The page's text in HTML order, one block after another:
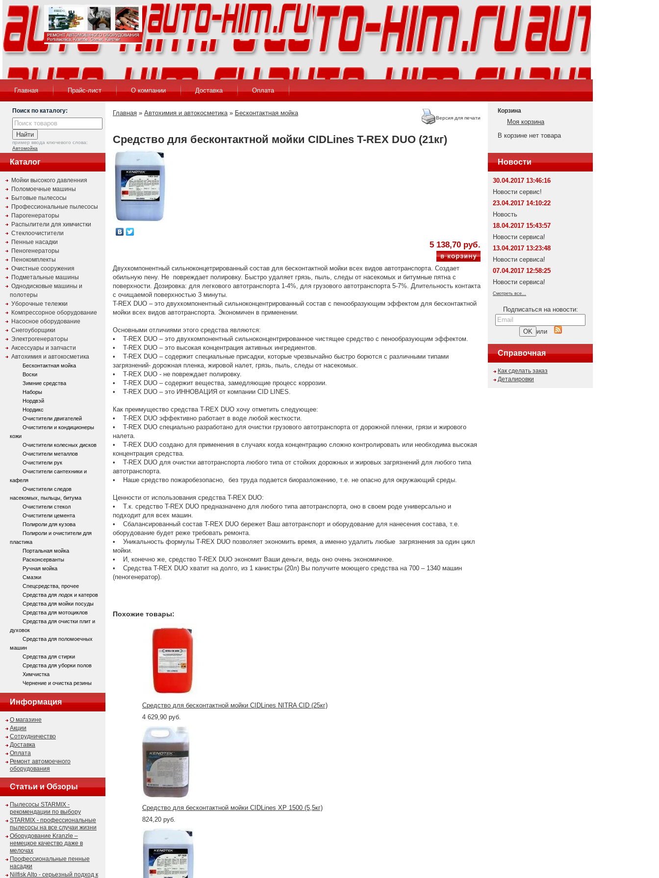
Главная Прайс-лист О компании Доставка Оплата
Поиск по каталогу:
пример ввода ключевого слова:
Автомойка
Каталог
Мойки высокого давленния
Поломоечные машины
Бытовые пылесосы
Профессиональные пылесосы
Парогенераторы
Распылители для химчистки
Стеклоочистители
Пенные насадки
Пеногенераторы
Пенокомплекты
Очистные сооружения
Подметальные машины
Однодисковые машины и
полотеры
Уборочные тележки
Компрессорное оборудование
Насосное оборудование
Снегоуборщики
Электрогенераторы
Аксессуары и запчасти
Автохимия и автокосметика
Бесконтактная мойка
Воски
Зимние средства
Наборы
Нордвэй
Нордикс
Очистители двигателей
Очистители и кондиционеры
кожи
Очистители колесных дисков
Очистители металлов
Очистители рук
Очистители сантехники и
кафеля
Очистители следов
насекомых, пыльцы, битума
Очистители стекол
Очистители цемента
Полироли для кузова
Полироли и очистители для
пластика
Портальная мойка
Расконсерванты
Ручная мойка
Смазки
Спецсредства, прочее
Средства для лодок и катеров
Средства для мойки посуды
Средства для мотоциклов
Средства для очистки плит и
духовок
Средства для поломоечных
машин
Средства для стирки
Средства для уборки полов
Химчистка
Чернение и очистка резины
Информация
О магазине
Акции
Сотрудничество
Доставка
Оплата
Ремонт автомоечного
оборудования
Статьи и Обзоры
Пылесосы STARMIX -
рекомендации по выбору
STARMIX - профессиональные
пылесосы на все случаи жизни
Оборудование Kranzle –
немецкое качество даже в
мелочах
Профессиональные пенные
насадки
Nilfisk Alto - серьезный подход к
Главная » Автохимия и автокосметика» Бесконтактная мойка
Версия для печати
Средство для бесконтактной мойки CIDLines T-REX DUO (21кг)
5 138,70 руб.
Двухкомпонентный сильноконцетрированный состав для бесконтактной мойки всех видов автотранспорта. Создает
обильную пену. Не повреждает полировку. Быстро удаляет грязь, пыль, следы от насекомых и битумные пятна с
поверхности. Дозировка: для легкового автотранспорта 1-4%, для грузового автотранспорта 5-7%. Длительность контакта
с очищаемой поверхностью 3 минуты.
T-REX DUO – это двухкомпонентный сильноконцентрированный состав с пенообразующим эффектом для бесконтактной
мойки всех видов автотранспорта. Экономичен в применении.
Основными отличиями этого средства являются:
• T-REX DUO – это двухкомпонентный сильноконцентрированное чистящее средство с пенообразующим эффектом.
• T-REX DUO – это высокая концентрация активных ингредиентов.
• T-REX DUO – содержит специальные присадки, которые чрезвычайно быстро борются с различными типами
загрязнений- дорожная пленка, жировой налет, грязь, пыль, следы от насекомых.
• T-REX DUO - не повреждает полировку.
• T-REX DUO – содержит вещества, замедляющие процесс коррозии.
• T-REX DUO – это ИННОВАЦИЯ от компании CID LINES.
Как преимущество средства T-REX DUO хочу отметить следующее:
• T-REX DUO эффективно работает в воде любой жесткости.
• T-REX DUO специально разработано для очистки грузового автотранспорта от дорожной пленки, грязи и жирового
налета.
• T-REX DUO создано для применения в случаях когда концентрацию сложно контролировать или необходима высокая
концентрация средства.
• T-REX DUO для очистки автотранспорта любого типа от стойких дорожных и жировых загрязнений для любого типа
автотранспорта.
• Наше средство пожаробезопасно, без труда подается биоразложению, т.е. не опасно для окружающий среды.
Ценности от использования средства T-REX DUO:
• Т.к. средство T-REX DUO предназначено для любого типа автотранспорта, оно в своем роде универсально и
подходит для всех машин.
• Сбалансированный состав T-REX DUO бережет Ваш автотранспорт и оборудование для нанесения состава, т.е.
оборудование будет реже требовать ремонта.
• Уникальность формулы T-REX DUO позволяет экономить время, а именно удалить любые загрязнения за один цикл
мойки.
• И, конечно же, средство T-REX DUO экономит Ваши деньги, ведь оно очень экономичное.
• Средства T-REX DUO хватит на долго, из 1 канистры (20л) Вы получите моющего средства на 700 – 1340 машин
(пеногенератор).
Похожие товары:
Средство для бесконтактной мойки CIDLines NITRA CID (25кг)
4 629,90 руб.
Средство для бесконтактной мойки CIDLines XP 1500 (5,5кг)
824,20 руб.
Корзина
Моя корзина
В корзине нет товара
Новости
30.04.2017 13:46:16
Новости сервис!
23.04.2017 14:10:22
Новость
18.04.2017 15:43:57
Новости сервиса!
13.04.2017 13:23:48
Новости сервиса!
07.04.2017 12:58:25
Новости сервиса!
Смотреть все...
Подписаться на новости:
или
Справочная
Как сделать заказ
Деталировки